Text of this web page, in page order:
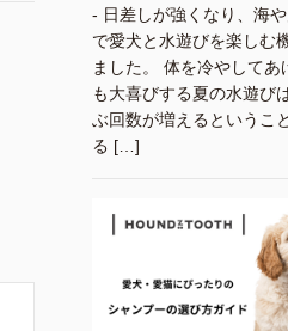
- 日差しが強くなり、海
で愛犬と水遊びを楽しむ
ました。 体を冷やして
も大喜びする夏の水遊び
ぶ回数が増えるというこ
る […]